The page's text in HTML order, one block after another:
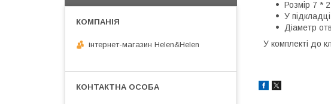
Розмір 7 *
У
Діаметр
У комплекті до
інтернет-магазин Helen&Helen